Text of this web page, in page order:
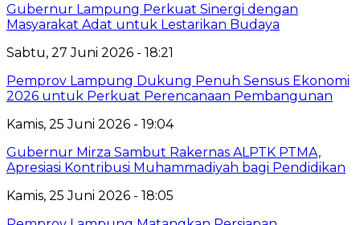
Gubernur Lampung Perkuat Sinergi dengan
Masyarakat Adat untuk Lestarikan Budaya
Sabtu, 27 Juni 2026 - 18:21
Pemprov Lampung Dukung Penuh Sensus Ekonomi
2026 untuk Perkuat Perencanaan Pembangunan
Kamis, 25 Juni 2026 - 19:04
Gubernur Mirza Sambut Rakernas ALPTK PTMA,
Apresiasi Kontribusi Muhammadiyah bagi Pendidikan
Kamis, 25 Juni 2026 - 18:05